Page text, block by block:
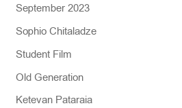
September 2023
Sophio Chitaladze
Student Film
Old Generation
Ketevan Pataraia